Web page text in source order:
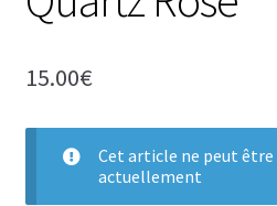
Diffuseurs de parfum
15.00€
Cet article ne peut être
actuellement